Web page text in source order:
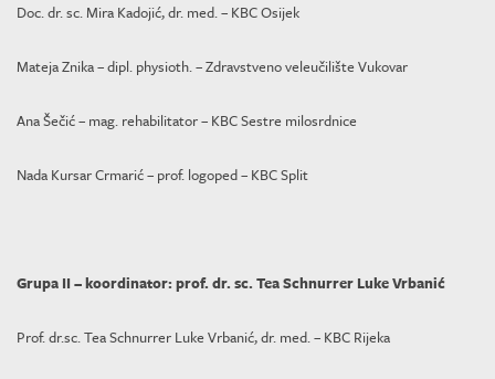
Doc. dr. sc. Mira Kadojić, dr. med. – KBC Osijek
Mateja Znika – dipl. physioth. – Zdravstveno veleučilište Vukovar
Ana Šečić – mag. rehabilitator – KBC Sestre milosrdnice
Nada Kursar Crmarić – prof. logoped – KBC Split
Grupa II – koordinator: prof. dr. sc. Tea Schnurrer Luke Vrbanić
Prof. dr.sc. Tea Schnurrer Luke Vrbanić, dr. med. – KBC Rijeka